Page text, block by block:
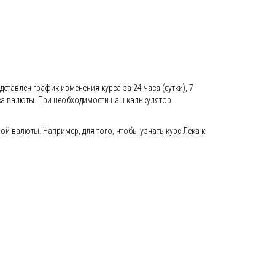
график изменения курса за 24 часа (сутки), 7
валюты. При необходимости наш калькулятор
валюты. Например, для того, чтобы узнать курс Лека к